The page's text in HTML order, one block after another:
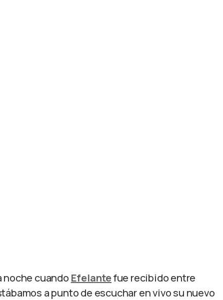
noche cuando Efelantefue recibido entre
a punto de escuchar en vivo su nuevo